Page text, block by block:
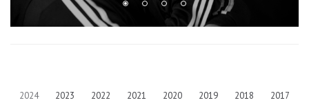
2024 2023 2022 2021 2020 2019 2018
2017